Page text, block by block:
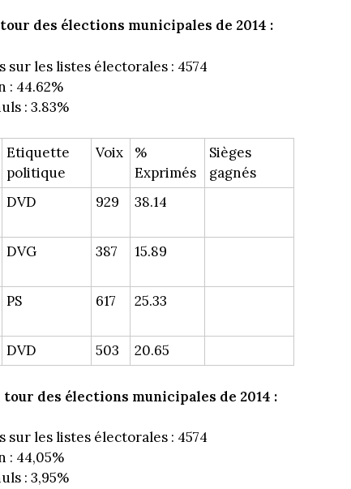
des élections municipales de 2014 :
les listes électorales : 4574
: 44.62%
: 3.83%
Etiquette
politique
Voix
%
Exprimés
Sièges
gagnés
DVD 929 38.14
DVG 387 15.89
PS 617 25.33
DVD 503 20.65
tour des élections municipales de 2014 :
les listes électorales : 4574
: 44,05%
: 3,95%